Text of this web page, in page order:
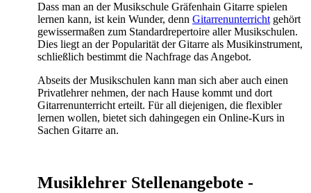
Dass man an der Musikschule Gräfenhain Gitarre spielen
lernen kann, ist kein Wunder, denn Gitarrenunterricht gehört
gewissermaßen zum Standardrepertoire aller Musikschulen.
Dies liegt an der Popularität der Gitarre als Musikinstrument,
schließlich bestimmt die Nachfrage das Angebot.
Abseits der Musikschulen kann man sich aber auch einen
Privatlehrer nehmen, der nach Hause kommt und dort
Gitarrenunterricht erteilt. Für all diejenigen, die flexibler
lernen wollen, bietet sich dahingegen ein Online-Kurs in
Sachen Gitarre an.
Musiklehrer Stellenangebote -